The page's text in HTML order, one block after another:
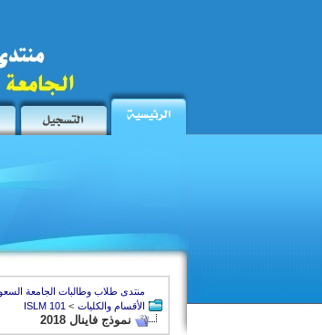
منتدى طلاب وطالبات الجامعة
الأقسام والكليات >
ISLM 101
نموذج فاينال 2018